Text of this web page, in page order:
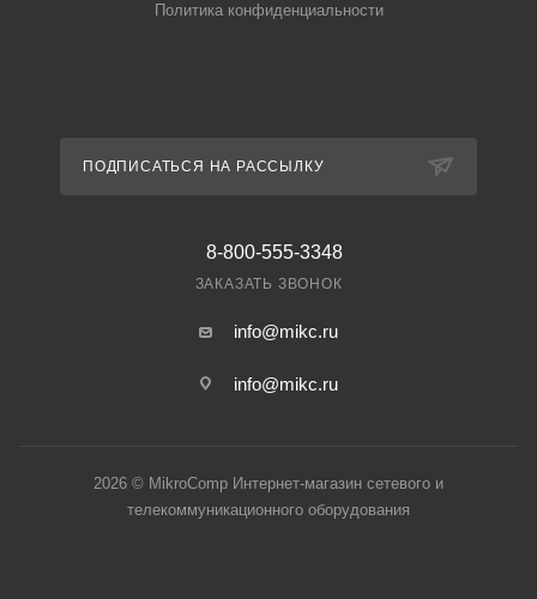
Политика конфиденциальности
ПОДПИСАТЬСЯ НА РАССЫЛКУ
8-800-555-3348
ЗАКАЗАТЬ ЗВОНОК
info@mikc.ru
info@mikc.ru
2026 © MikroComp Интернет-магазин сетевого и
телекоммуникационного оборудования